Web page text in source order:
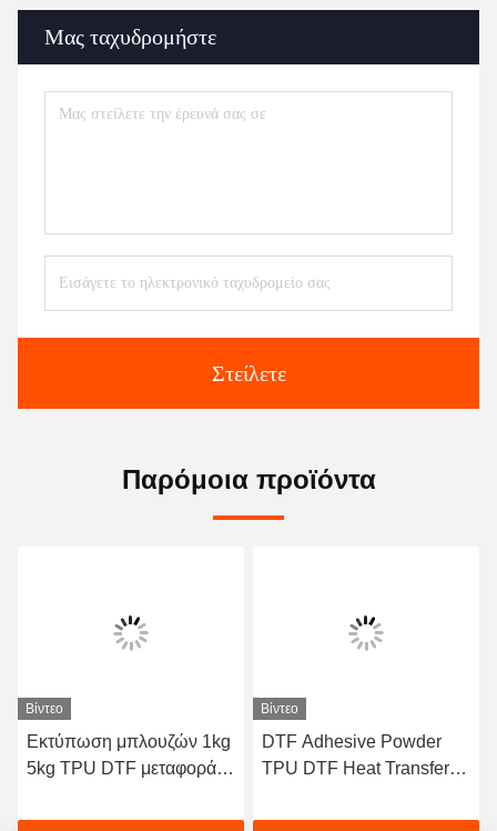
Μας ταχυδρομήστε
Στείλετε
Παρόμοια προϊόντα
Βίντεο
Εκτύπωση μπλουζών 1kg
5kg TPU DTF μεταφορά
καυτό τήξιμο
Βίντεο
DTF Adhesive Powder
TPU DTF Heat Transfer
ενδυμάτων